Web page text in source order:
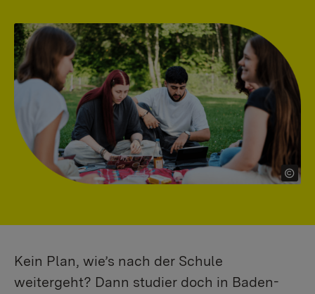
Kein Plan, wie’s nach der Schule
weitergeht? Dann studier doch in Baden-